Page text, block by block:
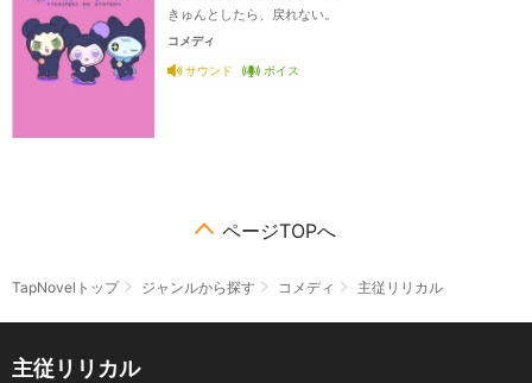
きゅんとしたら、戻れない。
コメディ
サウンド ボイス
ページTOPへ
TapNovelトップ ジャンルから探す コメディ 主従リリカル
主従リリカル